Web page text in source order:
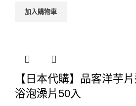
加入購物車
【日本代購】品客洋芋
浴泡澡片50入